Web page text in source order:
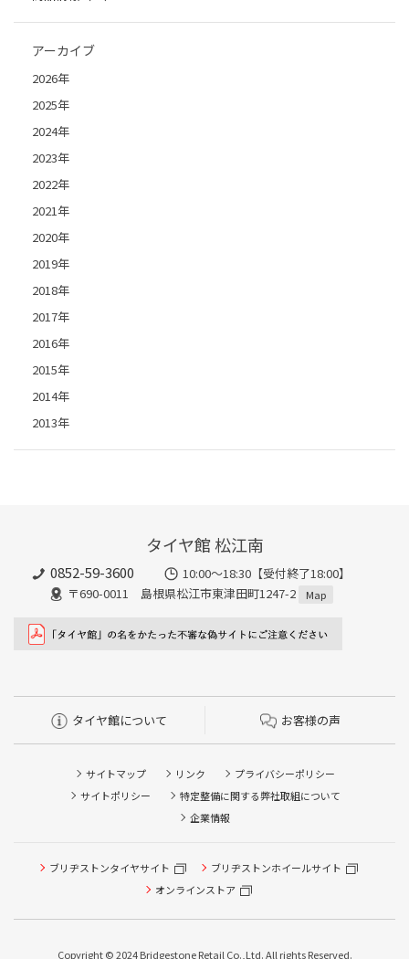
アーカイブ
2026年
2025年
2024年
2023年
2022年
2021年
2020年
2019年
2018年
2017年
2016年
2015年
2014年
2013年
タイヤ館 松江南
0852-59-3600
10:00～18:30【受付終了18:00】
〒690-0011 島根県松江市東津田町1247-2
Map
タイヤ館について お客様の声
サイトマップ リンク
プライバシーポリシー
サイトポリシー
特定整備に関する弊社取組について
企業情報
ブリヂストンタイヤサイト
ブリヂストンホイールサイト
オンラインストア
Copyright © 2024 Bridgestone Retail Co.,Ltd. All rights Reserved.
タイヤ点検・安全点検/タイヤ履き替え/オイル交換/その他
ピット作業の予約